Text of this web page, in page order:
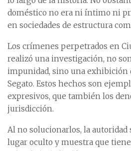
doméstico no era ni íntimo ni
en sociedades de estructura
Los crímenes perpetrados en
realizó una investigación, no
impunidad, sino una exhibición
Segato. Estos hechos son
expresivos, que también los
jurisdicción.
Al no solucionarlos, la autoridad
lugar oculto y muestra que